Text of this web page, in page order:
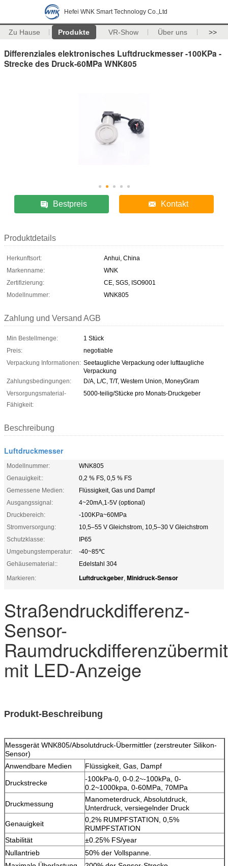
Hefei WNK Smart Technology Co.,Ltd
Zu Hause Produkte VR-Show Über uns >>
Differenziales elektronisches Luftdruckmesser -100KPa -
Strecke des Druck-60MPa WNK805
Bestpreis Kontakt
Produktdetails
Herkunftsort:
Anhui, China
Markenname:
WNK
Zertifizierung:
CE, SGS, ISO9001
Modellnummer:
WNK805
Zahlung und Versand AGB
Min Bestellmenge:
1 Stück
Preis:
negotiable
Verpackung Informationen: Seetaugliche Verpackung oder lufttaugliche
Verpackung
Zahlungsbedingungen:
D/A, L/C, T/T, Western Union, MoneyGram
Versorgungsmaterial-
Fähigkeit:
5000-teilig/Stücke pro Monats-Druckgeber
Beschreibung
Luftdruckmesser
Modellnummer:
WNK805
Genauigkeit::
0,2 % FS, 0,5 % FS
Gemessene Medien:
Flüssigkeit, Gas und Dampf
Ausgangssignal:
4~20mA,1-5V (optional)
Druckbereich:
-100KPa~60MPa
Stromversorgung:
10,5–55 V Gleichstrom, 10,5–30 V Gleichstrom
Schutzklasse:
IP65
Umgebungstemperatur:
-40~85℃
Gehäusematerial::
Edelstahl 304
Markieren:
Luftdruckgeber, Minidruck-Sensor
Straßendruckdifferenz-
Sensor-
mit LED-Anzeige
Produkt-Beschreibung
Messgerät WNK805/Absolutdruck-Übermittler (zerstreuter Silikon-
Sensor)
Anwendbare Medien
Flüssigkeit, Gas, Dampf
Druckstrecke
-100kPa-0, 0-0.2~-100kPa, 0-
0.2~1000kpa, 0-60MPa, 70MPa
Druckmessung
Manometerdruck, Absolutdruck,
Unterdruck, versiegelnder Druck
Genauigkeit
0,2% RUMPFSTATION, 0,5%
RUMPFSTATION
Stabilität
±0.25% FS/year
Nullantrieb
50% der Vollspanne.